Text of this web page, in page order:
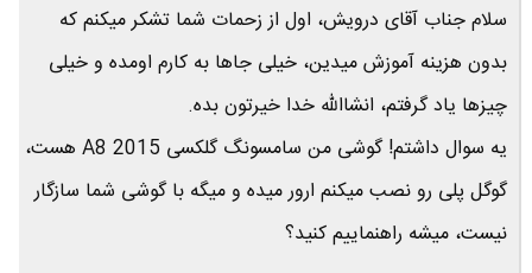
سلام جناب آقای درویش، اول از زحمات شما تشکر میکنم که
بدون هزینه آموزش میدین، خیلی جاها به کارم اومده و خیلی
چیزها یاد گرفتم، انشاالله خدا خیرتون بده.
یه سوال داشتم! گوشی من سامسونگ گلکسی A8 2015 هست،
گوگل پلی رو نصب میکنم ارور میده و میگه با گوشی شما سازگار
نیست، میشه راهنماییم کنید؟